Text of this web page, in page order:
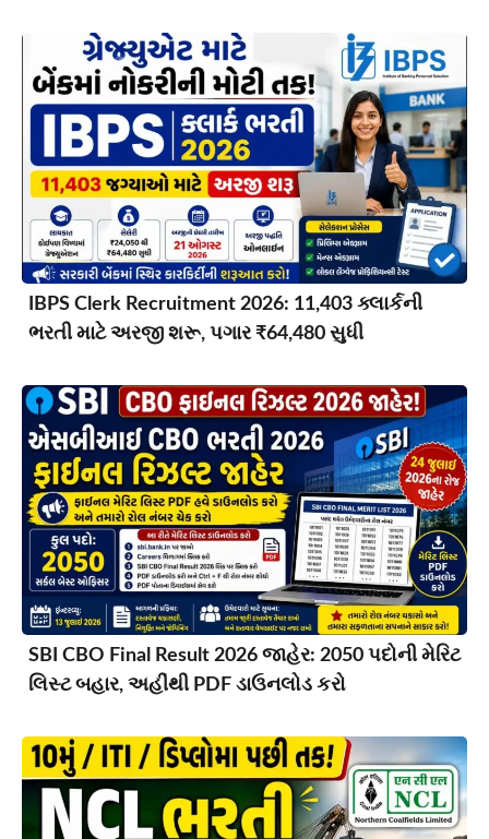
IBPS Clerk Recruitment 2026: 11,403 ક્લાર્કની
ભરતી માટે અરજી શરૂ, પગાર ₹64,480 સુધી
SBI CBO Final Result 2026 જાહેર: 2050 પદોની મેરિટ
લિસ્ટ બહાર, અહીંથી PDF ડાઉનલોડ કરો